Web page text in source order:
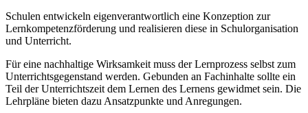
Schulen entwickeln eigenverantwortlich eine Konzeption zur
Lernkompetenzförderung und realisieren diese in Schulorganisation
und Unterricht.
Für eine nachhaltige Wirksamkeit muss der Lernprozess selbst zum
Unterrichtsgegenstand werden. Gebunden an Fachinhalte sollte ein
Teil der Unterrichtszeit dem Lernen des Lernens gewidmet sein. Die
Lehrpläne bieten dazu Ansatzpunkte und Anregungen.